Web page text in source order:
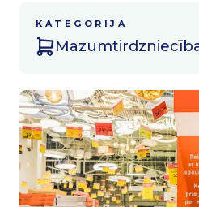
KATEGORIJA